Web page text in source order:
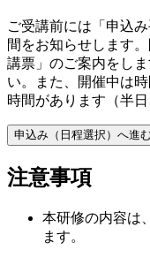
ご受講前には「申込
間をお知らせします
講票」のご案内をし
い。また、開催中は
時間があります（半
申込み（日程選択）へ進
注意事項
本研修の内容は
ます。